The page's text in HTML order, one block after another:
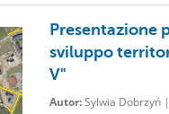
Presentazione
sviluppo
V"
Autor:Sylwia Dobrzyń |